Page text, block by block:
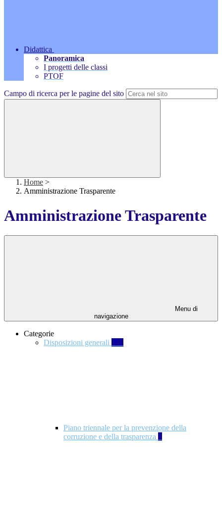
Didattica
Panoramica
I progetti delle classi
PTOF
Campo di ricerca per le pagine del sito
Home >
Amministrazione Trasparente
Amministrazione Trasparente
Menu di
navigazione
Categorie
Disposizioni generali 140
Piano triennale per la prevenzione della
corruzione e della trasparenza 4